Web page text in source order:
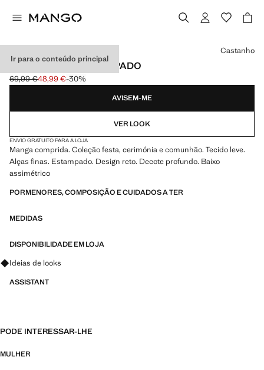
Ir para o conteúdo principal
VESTIDO GAZE ESTAMPADO
Preço inicial riscado [69,99 € ]
69,99 €
Preço atual [48,99 € ]
48,99 €-30%
Selecione uma cor
Castanho
AVISEM-ME
VER LOOK
ENVIO GRATUITO PARA A LOJA
Manga comprida. Coleção festa, cerimónia e comunhão. Tecido leve.
Alças finas. Estampado. Design reto. Decote profundo. Baixo
assimétrico
PORMENORES, COMPOSIÇÃO E CUIDADOS A TER
MEDIDAS
DISPONIBILIDADE EM LOJA
Pergunte sobre looks, peças e tendências
Ideias de looks
ASSISTANT
PODE INTERESSAR-LHE
MULHER